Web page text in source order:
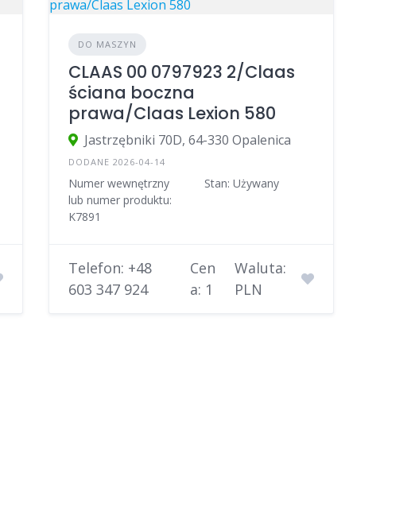
DO MASZYN
CLAAS 00 0797923 2/Claas
ściana boczna
prawa/Claas Lexion 580
Jastrzębniki 70D, 64-330 Opalenica
DODANE 2026-04-14
Numer wewnętrzny
lub numer produktu:
K7891
Stan: Używany
Telefon: +48
603 347 924
Cen
a: 1
Waluta:
PLN